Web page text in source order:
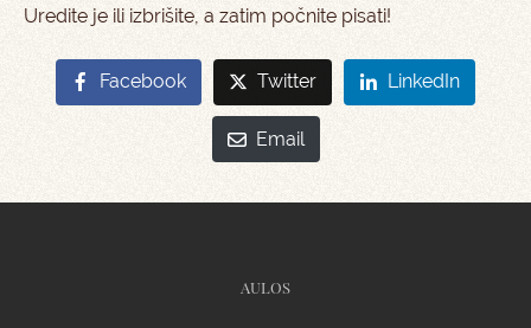
Uredite je ili izbrišite, a zatim počnite pisati!
Facebook Twitter LinkedIn
Email
AULOS